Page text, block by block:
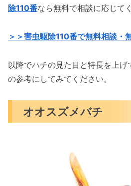
除110番なら無料で相談に応じて
＞＞害虫駆除110番で無料相談・
以降でハチの見た目と特長を上
の参考にしてみてください。
オオスズメバチ